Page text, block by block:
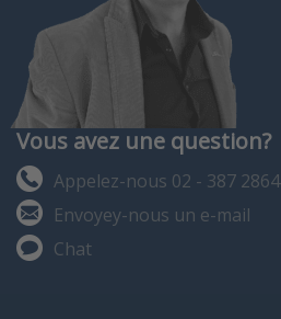
Vous avez une question?
Appelez-nous 02 - 387 2864
Envoyey-nous un e-mail
Chat